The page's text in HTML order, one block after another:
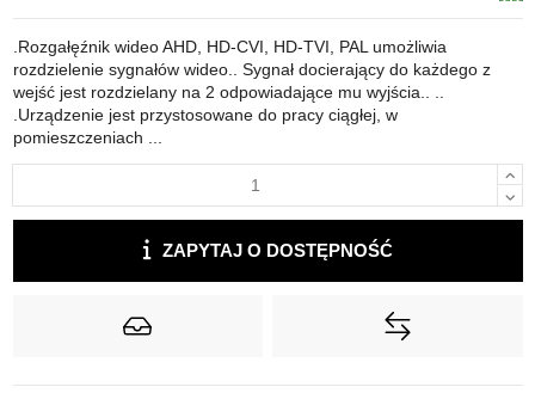
.Rozgałęźnik wideo AHD, HD-CVI, HD-TVI, PAL umożliwia
rozdzielenie sygnałów wideo.. Sygnał docierający do każdego z
wejść jest rozdzielany na 2 odpowiadające mu wyjścia.. ..
.Urządzenie jest przystosowane do pracy ciągłej, w
pomieszczeniach ...
ZAPYTAJ O DOSTĘPNOŚĆ